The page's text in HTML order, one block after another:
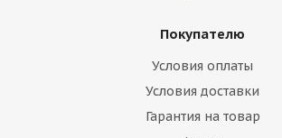
Покупателю
Условия оплаты
Условия доставки
Гарантия на товар